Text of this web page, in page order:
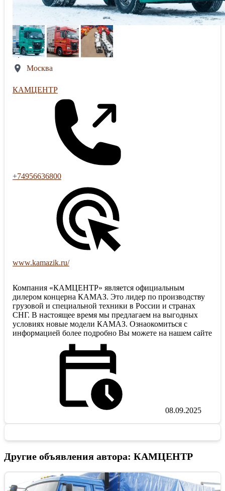
Москва
КАМЦЕНТР
+74956636800
www.kamazik.ru/
Компания «КАМЦЕНТР» является официальным
дилером концерна КАМАЗ. Это лидер по производству
грузовой и специальной техники в России и странах
СНГ. В настоящее время мы предлагаем на выгодных
условиях новые модели КАМАЗ. Ознаокомиться с
информацией более подробно Вы можете на нашем сайте
08.09.2025
Другие объявления автора: КАМЦЕНТР